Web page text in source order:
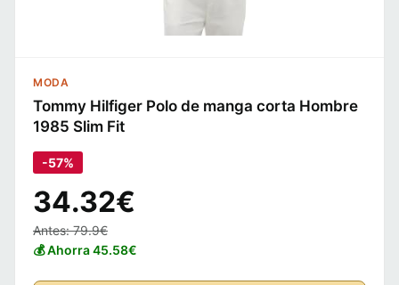
MODA
Tommy Hilfiger Polo de manga corta Hombre
1985 Slim Fit
-57%
34.32€
Antes: 79.9€
💰 Ahorra 45.58€